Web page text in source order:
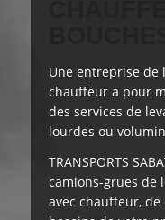
Une entreprise de
chauffeur a pour
des services de
lourdes ou
TRANSPORTS
camions-grues de
avec chauffeur,